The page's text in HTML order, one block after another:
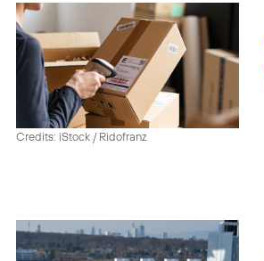
Credits: iStock / Ridofranz